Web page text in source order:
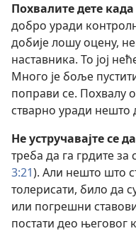
Похвалите дете
добро уради
добије лошу оцену,
наставника. То јој
Много је боље
поправи се. Похвалу
стварно уради нешто
Не устручавајте се
треба да га грдите за
3:21). Али нешто што
толерисати, било да
или погрешни
постати део његовог